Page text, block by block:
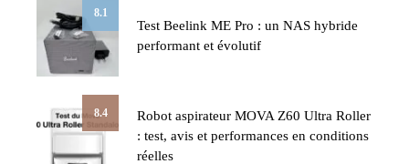
8.1
Test Beelink ME Pro : un NAS hybride
performant et évolutif
8.4
Robot aspirateur MOVA Z60 Ultra Roller
: test, avis et performances en conditions
réelles